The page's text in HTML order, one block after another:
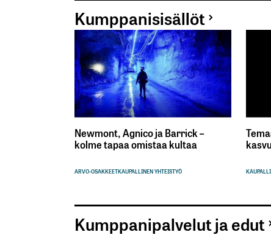
Kumppanisisällöt
Newmont, Agnico ja Barrick –
kolme tapaa omistaa kultaa
ARVO-OSAKKEETKAUPALLINEN YHTEISTYÖ
Kumppanipalvelut ja edut